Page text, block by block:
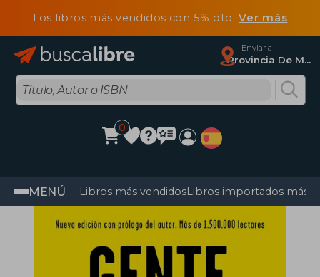
Los libros más vendidos con 5% dtoVer más
Enviar a
Provincia De Madrid
0
MENÚ Libros más vendidosLibros importados más